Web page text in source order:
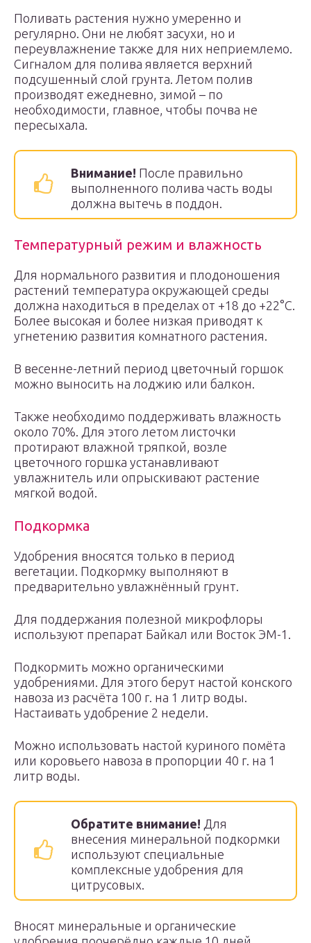
Поливать растения нужно умеренно и
регулярно. Они не любят засухи, но и
переувлажнение также для них неприемлемо.
Сигналом для полива является верхний
подсушенный слой грунта. Летом полив
производят ежедневно, зимой – по
необходимости, главное, чтобы почва не
пересыхала.
Внимание! После правильно
выполненного полива часть воды
должна вытечь в поддон.
Температурный режим и влажность
Для нормального развития и плодоношения
растений температура окружающей среды
должна находиться в пределах от +18 до +22°С.
Более высокая и более низкая приводят к
угнетению развития комнатного растения.
В весенне-летний период цветочный горшок
можно выносить на лоджию или балкон.
Также необходимо поддерживать влажность
около 70%. Для этого летом листочки
протирают влажной тряпкой, возле
цветочного горшка устанавливают
увлажнитель или опрыскивают растение
мягкой водой.
Подкормка
Удобрения вносятся только в период
вегетации. Подкормку выполняют в
предварительно увлажнённый грунт.
Для поддержания полезной микрофлоры
используют препарат Байкал или Восток ЭМ-1.
Подкормить можно органическими
удобрениями. Для этого берут настой конского
навоза из расчёта 100 г. на 1 литр воды.
Настаивать удобрение 2 недели.
Можно использовать настой куриного помёта
или коровьего навоза в пропорции 40 г. на 1
литр воды.
Обратите внимание! Для
внесения минеральной подкормки
используют специальные
комплексные удобрения для
цитрусовых.
Вносят минеральные и органические